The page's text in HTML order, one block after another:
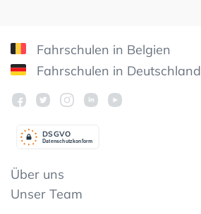
Fahrschulen in Belgien
Fahrschulen in Deutschland
Datenschutzkonform
DSGVO
Über uns
Unser Team